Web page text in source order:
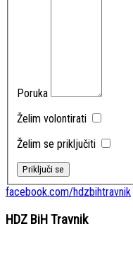
Poruka
Želim volontirati
Želim se priključiti
facebook.com/hdzbihtravnik
HDZ BiH Travnik